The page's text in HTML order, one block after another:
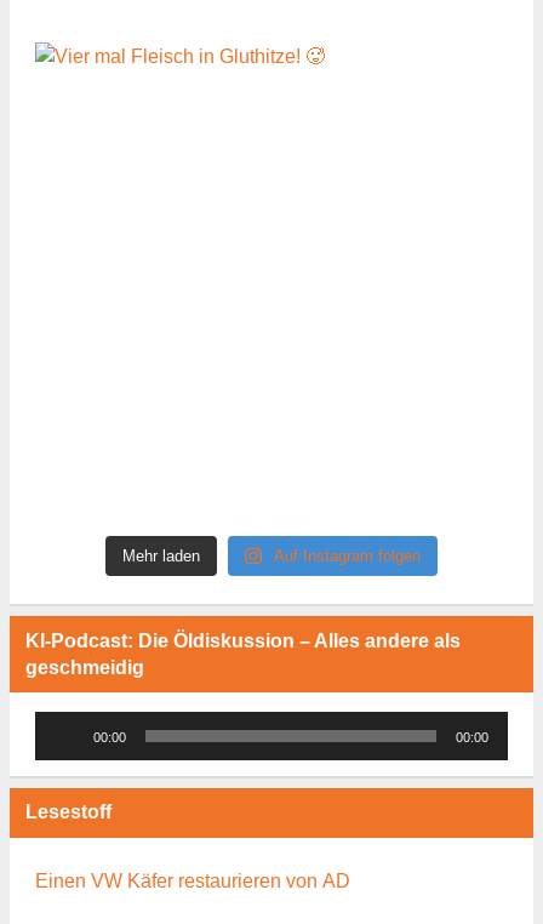
Mehr laden Auf Instagram folgen
KI-Podcast: Die Öldiskussion – Alles andere als
geschmeidig
00:00 00:00
Lesestoff
Einen VW Käfer restaurieren von AD